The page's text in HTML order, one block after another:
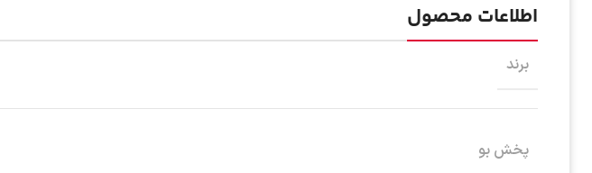
اطلاعات محصول
برند
پخش بو